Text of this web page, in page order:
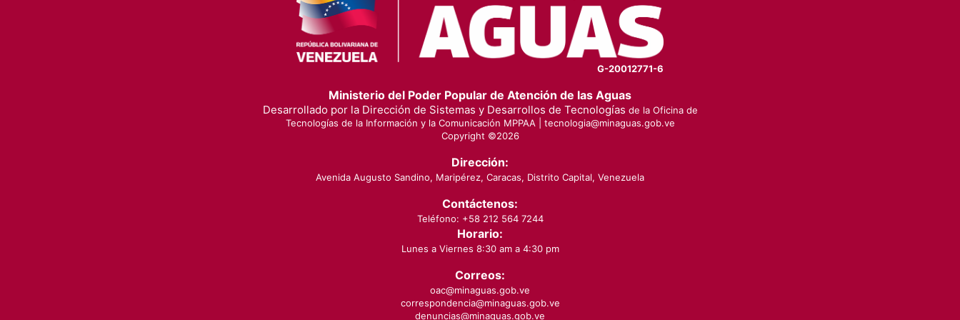
G-20012771-6
Ministerio del Poder Popular de Atención de las Aguas
Desarrollado por la Dirección de Sistemas y Desarrollos de Tecnologías de la Oficina de
Tecnologías de la Información y la Comunicación MPPAA | tecnologia@minaguas.gob.ve
Copyright ©2026
Dirección:
Avenida Augusto Sandino, Maripérez, Caracas, Distrito Capital, Venezuela
Contáctenos:
Teléfono: +58 212 564 7244
Horario:
Lunes a Viernes 8:30 am a 4:30 pm
Correos:
oac@minaguas.gob.ve
correspondencia@minaguas.gob.ve
denuncias@minaguas.gob.ve